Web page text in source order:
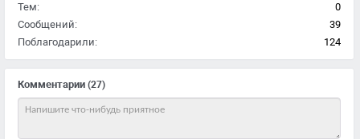
Комментарии (27)
Тем:
0
Сообщений:
39
Поблагодарили:
124